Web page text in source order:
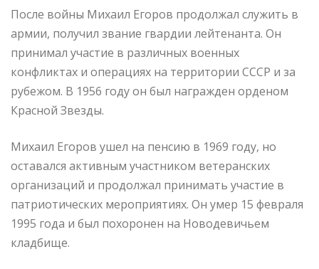
После войны Михаил Егоров продолжал служить в
армии, получил звание гвардии лейтенанта. Он
принимал участие в различных военных
конфликтах и операциях на территории СССР и за
рубежом. В 1956 году он был награжден орденом
Красной Звезды.
Михаил Егоров ушел на пенсию в 1969 году, но
оставался активным участником ветеранских
организаций и продолжал принимать участие в
патриотических мероприятиях. Он умер 15 февраля
1995 года и был похоронен на Новодевичьем
кладбище.